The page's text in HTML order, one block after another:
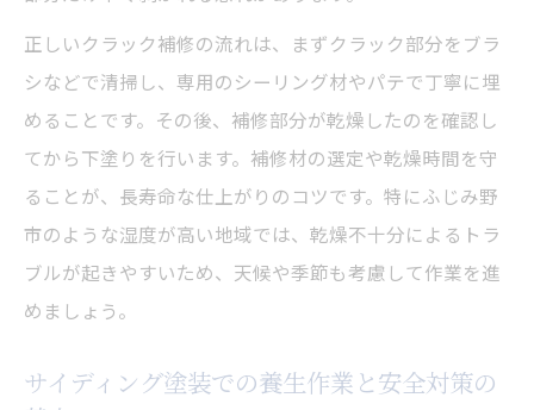
正しいクラック補修の流れは、まずクラック部分をブラ
シなどで清掃し、専用のシーリング材やパテで丁寧に埋
めることです。その後、補修部分が乾燥したのを確認し
てから下塗りを行います。補修材の選定や乾燥時間を守
ることが、長寿命な仕上がりのコツです。特にふじみ野
市のような湿度が高い地域では、乾燥不十分によるトラ
ブルが起きやすいため、天候や季節も考慮して作業を進
めましょう。
サイディング塗装での養生作業と安全対策の